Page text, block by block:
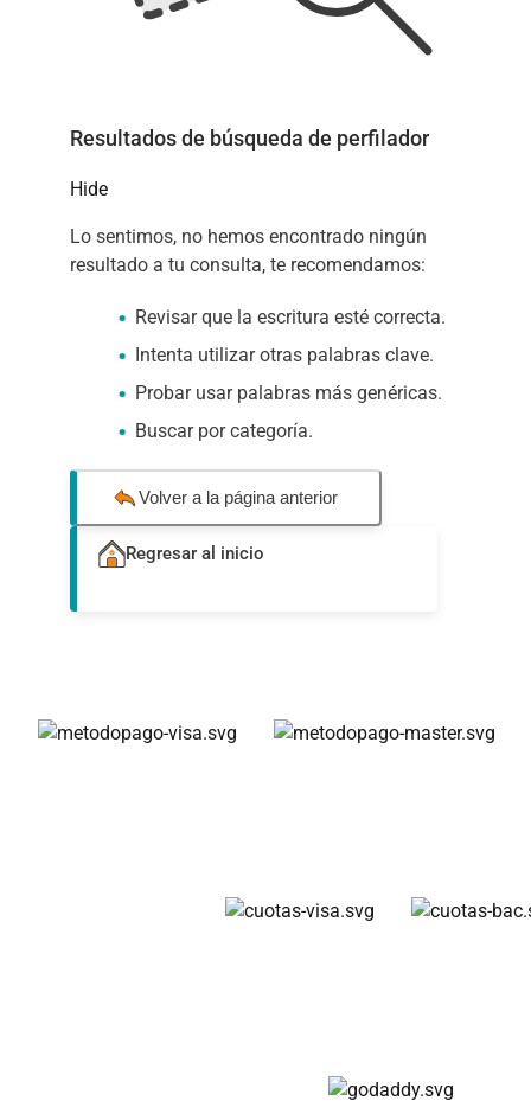
Resultados de búsqueda de perfilador
Hide
Lo sentimos, no hemos encontrado ningún
resultado a tu consulta, te recomendamos:
Revisar que la escritura esté correcta.
Intenta utilizar otras palabras clave.
Probar usar palabras más genéricas.
Buscar por categoría.
Volver a la página anterior
Regresar al inicio